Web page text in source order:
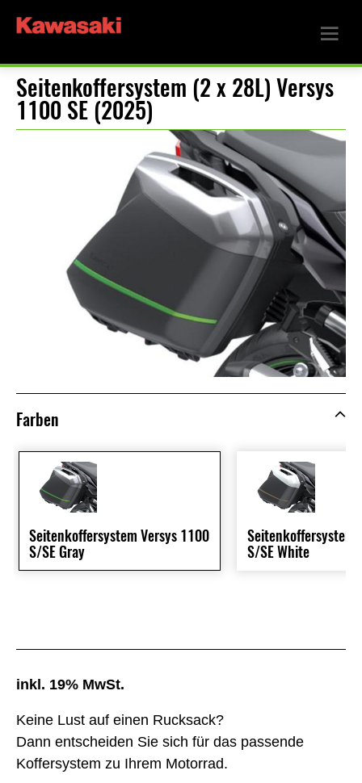
Seitenkoffersystem (2 x 28L) Versys
1100 SE (2025)
Keine Lust auf einen Rucksack?
Dann entscheiden Sie sich für das passende
Koffersystem zu Ihrem Motorrad.
inkl. 19% MwSt.
Farben
Seitenkoffersystem Versys 1100
S/SE Gray
Seitenkoffersystem
S/SE White